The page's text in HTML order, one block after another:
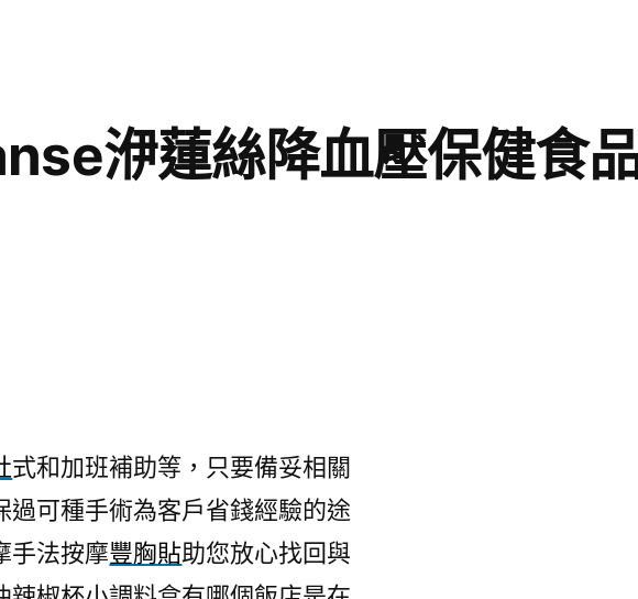
洢蓮絲降血壓保健食
式和加班補助等，只要備妥相關
過可種手術為客戶省錢經驗的途
手法按摩豐胸貼助您放心找回與